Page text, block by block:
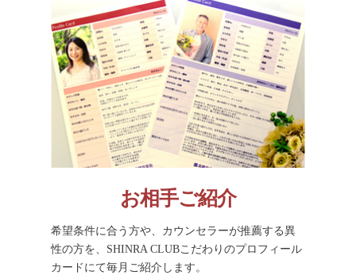
お相手ご紹介
希望条件に合う方や、カウンセラーが推薦する異
性の方を、SHINRA CLUBこだわりのプロフィール
カードにて毎月ご紹介します。